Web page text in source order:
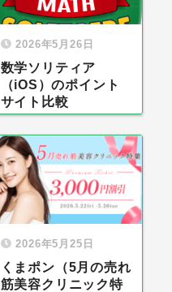
2026年5月26日
数学ソリティア
（iOS）のポイント
サイト比較
2026年5月25日
くまポン（5月の売れ
筋美容クリニック特